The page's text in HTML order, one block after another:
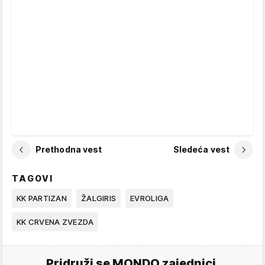
Prethodna vest Sledeća vest
TAGOVI
KK PARTIZAN ŽALGIRIS EVROLIGA
KK CRVENA ZVEZDA